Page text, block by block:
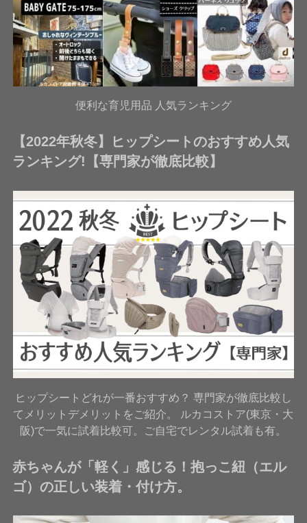
便利な育児用品 人気ランキング
【2022年秋冬】ヒップシートのおすすめ人気
ランキング!【専門家が徹底比較】
ヒップシートどれが一番おすすめ？ 専門家が徹底比較し
てメリットデメリットをご紹介。 ルカコストア(東京・大
阪)で一気に試着比較可。ご自宅でレンタル試着も有。
赤ちゃんが「軽く」感じる！抱っこ紐（エル
ゴ）の正しい装着・付け方。